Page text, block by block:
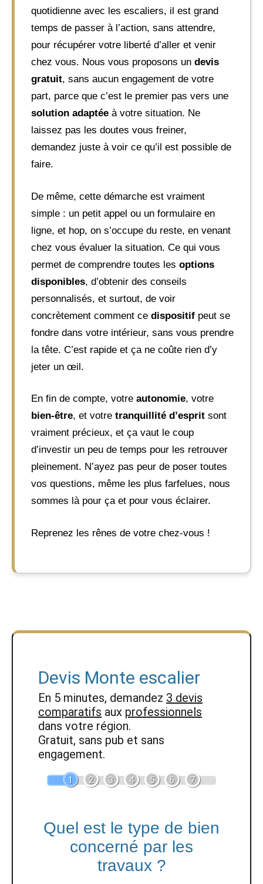
quotidienne avec les escaliers, il est grand
temps de passer à l’action, sans attendre,
pour récupérer votre liberté d’aller et venir
chez vous. Nous vous proposons un devis
gratuit, sans aucun engagement de votre
part, parce que c’est le premier pas vers une
solution adaptée à votre situation. Ne
laissez pas les doutes vous freiner,
demandez juste à voir ce qu’il est possible de
faire.
De même, cette démarche est vraiment
simple : un petit appel ou un formulaire en
ligne, et hop, on s’occupe du reste, en venant
chez vous évaluer la situation. Ce qui vous
permet de comprendre toutes les options
disponibles, d’obtenir des conseils
personnalisés, et surtout, de voir
concrètement comment ce dispositif peut se
fondre dans votre intérieur, sans vous prendre
la tête. C’est rapide et ça ne coûte rien d’y
jeter un œil.
En fin de compte, votre autonomie, votre
bien-être, et votre tranquillité d’esprit sont
vraiment précieux, et ça vaut le coup
d’investir un peu de temps pour les retrouver
pleinement. N’ayez pas peur de poser toutes
vos questions, même les plus farfelues, nous
sommes là pour ça et pour vous éclairer.
Reprenez les rênes de votre chez-vous !
Devis Monte escalier
En 5 minutes, demandez 3 devis
comparatifs aux professionnels
dans votre région.
Gratuit, sans pub et sans
engagement.
1 2 3 4 5 6 7
Quel est le type de bien
concerné par les
travaux ?